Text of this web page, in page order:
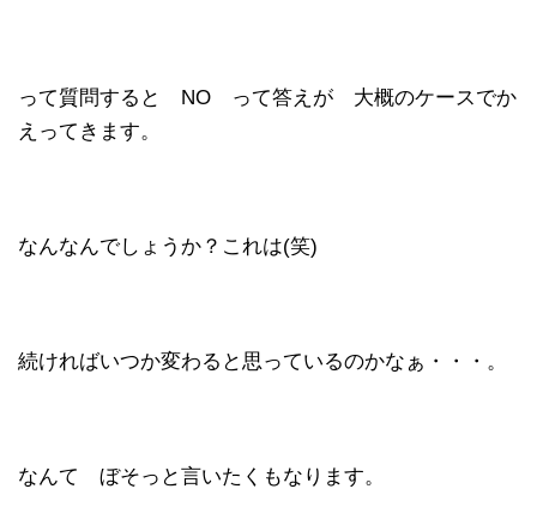
って質問すると NO って答えが 大概のケースでか
えってきます。
なんなんでしょうか？これは(笑)
続ければいつか変わると思っているのかなぁ・・・。
なんて ぼそっと言いたくもなります。